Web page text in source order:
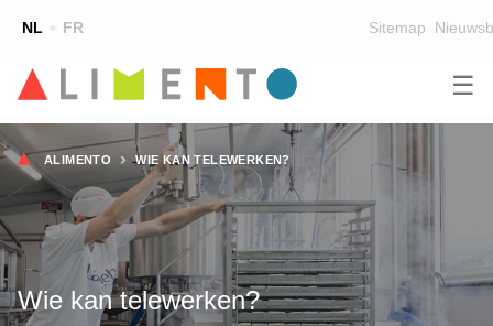
NL FR Sitemap
☰
Main
navigation
OPLEIDINGEN
LESGEVERS
WIE ZIJN WE
TEAM
CONTACT
ZOEK EEN OPLEIDING
Kruimelpad
ALIMENTO WIE KAN TELEWERKEN?
Wie kan telewerken?